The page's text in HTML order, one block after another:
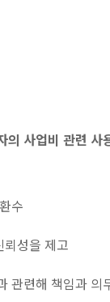
사업비 관련
수
성을 제고
관련해 책임과 의